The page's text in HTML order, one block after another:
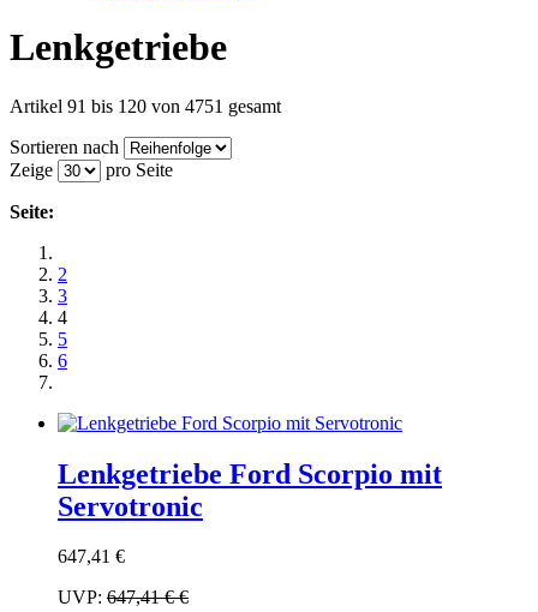
Lenkgetriebe
Artikel 91 bis 120 von 4751 gesamt
Sortieren nach
Zeige
pro Seite
Seite:
2
3
4
5
6
Lenkgetriebe Ford Scorpio mit
Servotronic
647,41 €
UVP: 647,41 €€